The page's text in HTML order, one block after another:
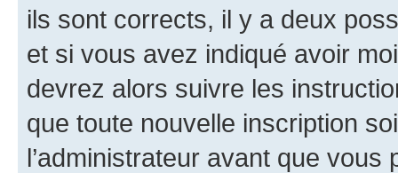
ils sont corrects, il y a deux
et si vous avez indiqué avoir
devrez alors suivre les
que toute nouvelle inscription
l’administrateur avant que